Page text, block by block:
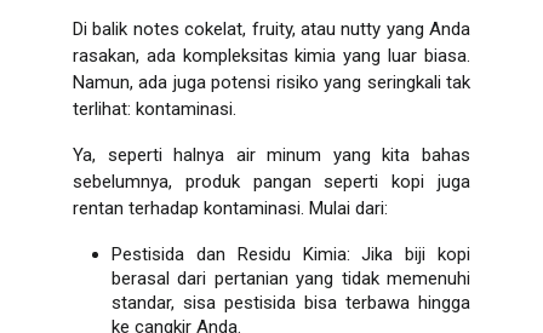
Di balik notes cokelat, fruity, ataunutty yang Anda
rasakan, ada kompleksitas kimia yang luar biasa.
Namun, ada juga potensi risiko yang seringkali tak
terlihat: kontaminasi
Ya, seperti halnya air minum yang kita bahas
sebelumnya, produk pangan seperti kopi juga
rentan terhadap kontaminasi. Mulai dari:
Pestisida dan Residu Kimia: Jika biji kopi
berasal dari pertanian yang tidak memenuhi
standar, sisa pestisida bisa terbawa hingga
ke cangkir Anda.